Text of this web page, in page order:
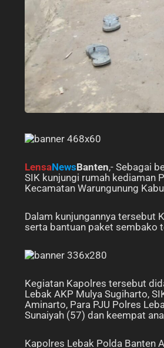
LensaNewsBanten,- Sebagai
SIK kunjungi rumah kediaman
Kecamatan Warungunung
Dalam kunjungannya tersebut
serta bantuan paket sembako
Kegiatan Kapolres tersebut
Lebak AKP Mulya Sugiharto,
Aminarto, Para PJU Polres
Sunaiyah (57) dan keempat
Kapolres Lebak Polda Banten